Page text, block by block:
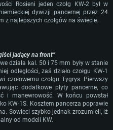
For MAC
11: AMD Radeon 77XX / NVIDIA
to 720p
nie jest wspierany)
lub podobna od AMD/Nvidia.
sterownikami (nie starsze niż 6
sterownikami (nie starsze niż 6
ze wsparciem Vulkan
Rosieni jeden czołg KW-2 był w
dywizji pancernej przez 24
z najlepszych czołgów na świecie.
jadący na front”
działa kal. 50 i 75 mm były w stanie
odległości, zaś działo czołgu KW-1
czołowemu czołgu Tygrys. Pierwszy
dodatkowe płyty pancerne, co
i manewrowość. W końcu powstał
KW-1S. Kosztem pancerza poprawie
Sowieci szybko jednak zrozumieli, iż
od modeli KW.